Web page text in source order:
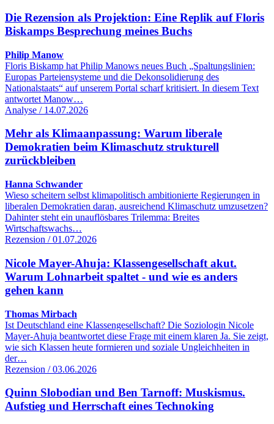
Die Rezension als Projektion: Eine Replik auf Floris
Biskamps Besprechung meines Buchs
Philip Manow
Floris Biskamp hat Philip Manows neues Buch „Spaltungslinien:
Europas Parteiensysteme und die Dekonsolidierung des
Nationalstaats“ auf unserem Portal scharf kritisiert. In diesem Text
antwortet Manow…
Analyse / 14.07.2026
Mehr als Klimaanpassung: Warum liberale
Demokratien beim Klimaschutz strukturell
zurückbleiben
Hanna Schwander
Wieso scheitern selbst klimapolitisch ambitionierte Regierungen in
liberalen Demokratien daran, ausreichend Klimaschutz umzusetzen?
Dahinter steht ein unauflösbares Trilemma: Breites
Wirtschaftswachs…
Rezension / 01.07.2026
Nicole Mayer-Ahuja: Klassengesellschaft akut.
Warum Lohnarbeit spaltet - und wie es anders
gehen kann
Thomas Mirbach
Ist Deutschland eine Klassengesellschaft? Die Soziologin Nicole
Mayer-Ahuja beantwortet diese Frage mit einem klaren Ja. Sie zeigt,
wie sich Klassen heute formieren und soziale Ungleichheiten in
der…
Rezension / 03.06.2026
Quinn Slobodian und Ben Tarnoff: Muskismus.
Aufstieg und Herrschaft eines Technoking